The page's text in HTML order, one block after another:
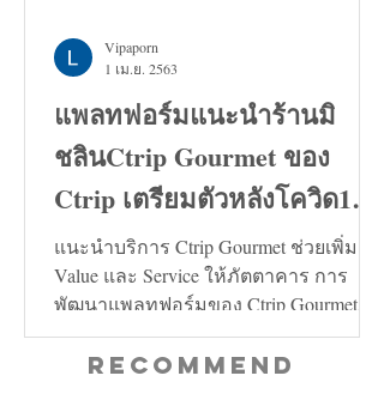
แพลทฟอร์มแนะนำร้านมิ
ชลินCtrip Gourmet ของ
Ctrip เตรียมตัวหลังโควิด19
คลี่คลาย
แนะนำบริการ Ctrip Gourmet ช่วยเพิ่ม
Value และ Service ให้ภัตตาคาร การ
พัฒนาแพลทฟอร์มของ Ctrip Gourmet จะ
ช่วยเพิ่มทั้งในด้าน Value และ...
Vipaporn
1 เม.ย. 2563
Recommend